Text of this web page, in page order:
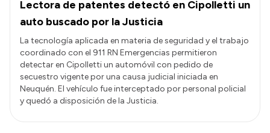
Lectora de patentes detectó en Cipolletti un
auto buscado por la Justicia
La tecnología aplicada en materia de seguridad y el trabajo
coordinado con el 911 RN Emergencias permitieron
detectar en Cipolletti un automóvil con pedido de
secuestro vigente por una causa judicial iniciada en
Neuquén. El vehículo fue interceptado por personal policial
y quedó a disposición de la Justicia.